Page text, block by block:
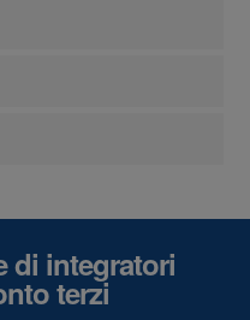
di integratori
terzi